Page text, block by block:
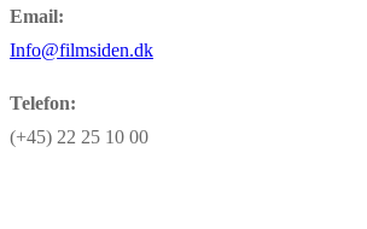
Email:
Info@filmsiden.dk
Telefon:
(+45) 22 25 10 00